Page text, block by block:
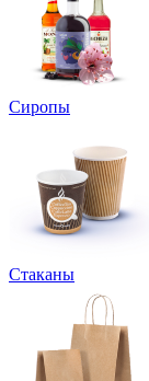
Сиропы
Стаканы